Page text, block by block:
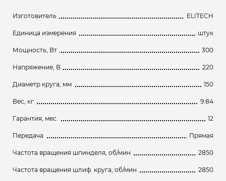
Изготовитель ELITECH
Единица измерения штук
Мощность, Вт 300
Напряжение, В 220
Диаметр круга, мм 150
Вес, кг 9.84
Гарантия, мес. 12
Передача Прямая
Частота вращения шпинделя, об/мин 2850
Частота вращения шлиф. круга, об/мин 2850